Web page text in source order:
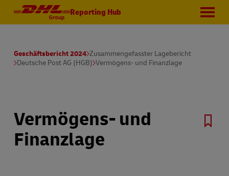
Reporting Hub
Geschäftsbericht 2024 Zusammengefasster Lagebericht
Deutsche Post AG (HGB) Vermögens- und Finanzlage
Vermögens- und
Finanzlage